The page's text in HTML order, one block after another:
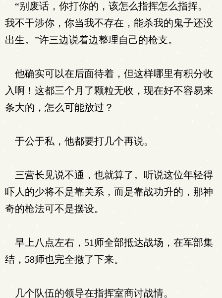
“别废话，你打你的，该怎么指挥怎么指挥。
我不干涉你，你当我不存在，能杀我的鬼子还没
出生。”许三边说着边整理自己的枪支。
他确实可以在后面待着，但这样哪里有积分收
入啊！这都三个月了颗粒无收，现在好不容易来
条大的，怎么可能放过？
于公于私，他都要打几个再说。
三营长见说不通，也就算了。听说这位年轻得
吓人的少将不是靠关系，而是靠战功升的，那神
奇的枪法可不是摆设。
早上八点左右，51师全部抵达战场，在军部集
结，58师也完全撤了下来。
几个队伍的领导在指挥室商讨战情。